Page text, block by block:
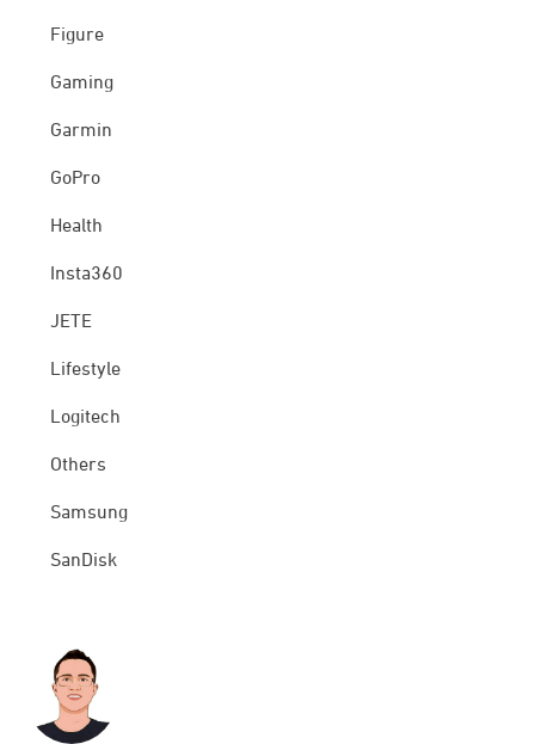
Figure
Gaming
Garmin
GoPro
Health
Insta360
JETE
Lifestyle
Logitech
Others
Samsung
SanDisk